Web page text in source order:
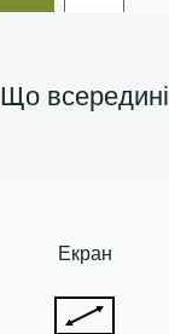
Що всередині
Екран